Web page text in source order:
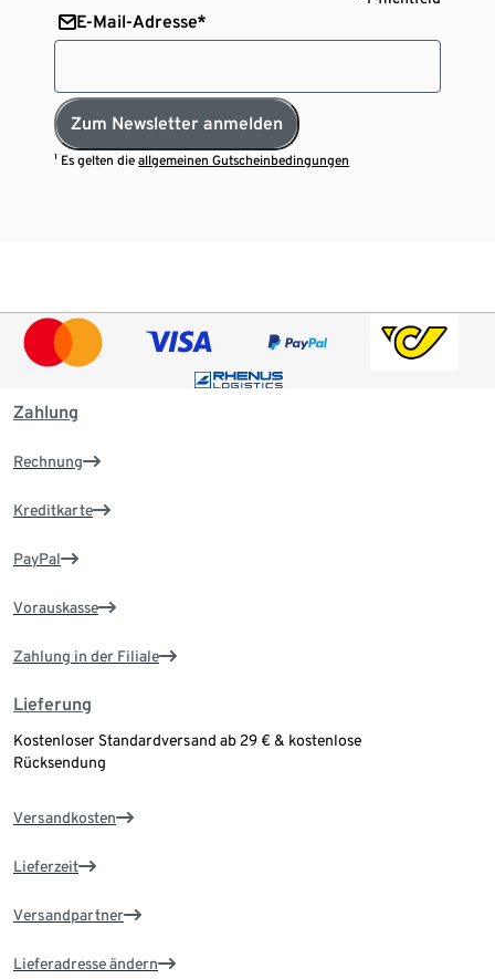
E-Mail-Adresse*
Zum Newsletter anmelden
¹ Es gelten dieallgemeinen Gutscheinbedingungen
Zahlung
Rechnung
Kreditkarte
PayPal
Vorauskasse
Zahlung in der Filiale
Lieferung
Kostenloser Standardversand ab 29 € & kostenlose
Rücksendung
Versandkosten
Lieferzeit
Versandpartner
Lieferadresse ändern